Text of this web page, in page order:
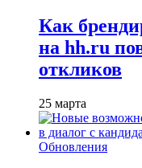
Как
на hh.ru
откликов
25 марта
Обновления